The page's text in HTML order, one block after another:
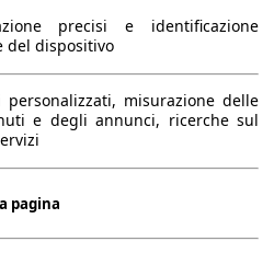
4600 mm
1490 mm
1875 kg
precisi e identificazione
del dispositivo
misurazione delle
e degli annunci, ricerche sul
pagina